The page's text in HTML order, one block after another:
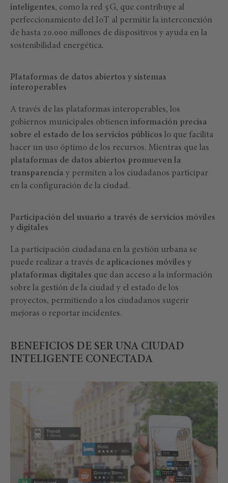
inteligentes, como la red 5G, que contribuye al
perfeccionamiento del IoT al permitir la interconexión
de hasta 20.000 millones de dispositivos y ayuda en la
sostenibilidad energética.
Plataformas de datos abiertos y sistemas
interoperables
A través de las plataformas interoperables, los
gobiernos municipales obtienen información precisa
sobre el estado de los servicios públicos lo que facilita
hacer un uso óptimo de los recursos. Mientras que las
plataformas de datos abiertos promueven la
transparencia y permiten a los ciudadanos participar
en la configuración de la ciudad.
Participación del usuario a través de servicios móviles
y digitales
La participación ciudadana en la gestión urbana se
puede realizar a través de aplicaciones móviles y
plataformas digitales que dan acceso a la información
sobre la gestión de la ciudad y el estado de los
proyectos, permitiendo a los ciudadanos sugerir
mejoras o reportar incidentes.
BENEFICIOS DE SER UNA CIUDAD
INTELIGENTE CONECTADA